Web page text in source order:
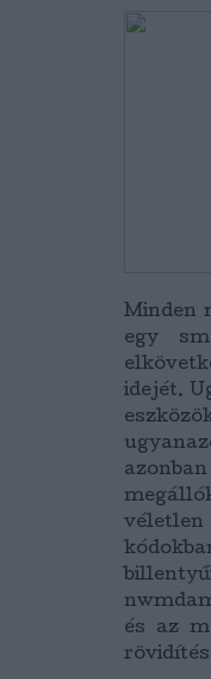
Minden
egy
idejét.
és az